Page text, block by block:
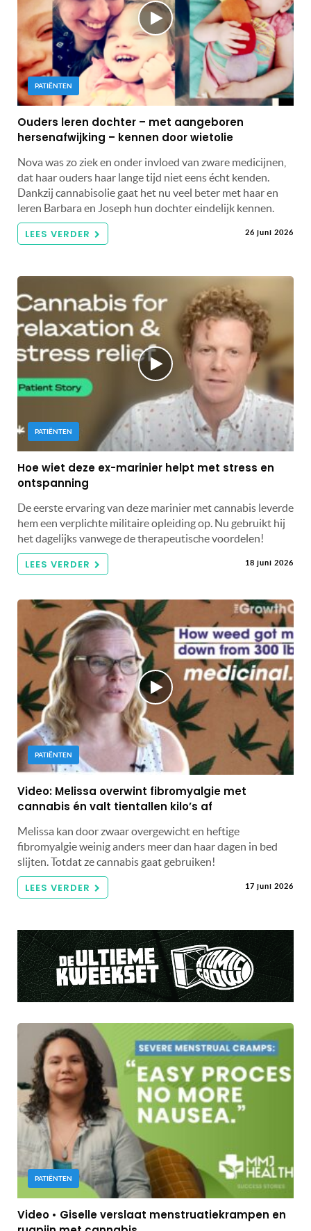
PATIËNTEN
Ouders leren dochter – met aangeboren
hersenafwijking – kennen door wietolie
Nova was zo ziek en onder invloed van zware medicijnen,
dat haar ouders haar lange tijd niet eens écht kenden.
Dankzij cannabisolie gaat het nu veel beter met haar en
leren Barbara en Joseph hun dochter eindelijk kennen.
LEES VERDER 26 juni 2026
PATIËNTEN
Hoe wiet deze ex-marinier helpt met stress en
ontspanning
De eerste ervaring van deze marinier met cannabis leverde
hem een ​​verplichte militaire opleiding op. Nu gebruikt hij
het dagelijks vanwege de therapeutische voordelen!
LEES VERDER 18 juni 2026
PATIËNTEN
Video: Melissa overwint fibromyalgie met
cannabis én valt tientallen kilo’s af
Melissa kan door zwaar overgewicht en heftige
fibromyalgie weinig anders meer dan haar dagen in bed
slijten. Totdat ze cannabis gaat gebruiken!
LEES VERDER 17 juni 2026
PATIËNTEN
Video • Giselle verslaat menstruatiekrampen en